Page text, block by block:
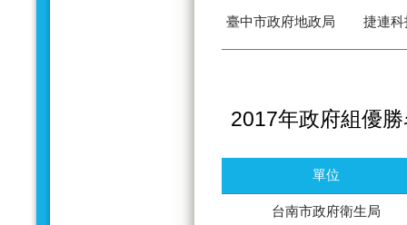
臺中市政府地政局 捷連
2017年政府組優
單位
台南市政府衛生局